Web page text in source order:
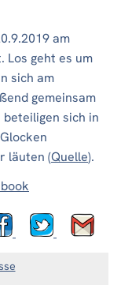
am
Los geht es um
sich am
gemeinsam
sich in
läuten (Quelle).